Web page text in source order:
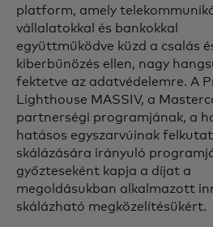
platform, amely
vállalatokkal és bankokkal
együttműködve küzd a csalás
kiberbűnözés ellen, nagy
fektetve az adatvédelemre. A
Lighthouse MASSIV, a
partnerségi programjának, a
hatásos egyszarvúinak
skálázására irányuló
győzteseként kapja a díjat a
megoldásukban alkalmazott
skálázható megközelítésükért.